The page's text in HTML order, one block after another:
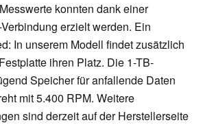
konnten dank einer
erzielt werden. Ein
In unserem Modell findet zusätzlich
ihren Platz. Die 1-TB-
Speicher für anfallende Daten
mit 5.400 RPM. Weitere
sind derzeit auf der Herstellerseite